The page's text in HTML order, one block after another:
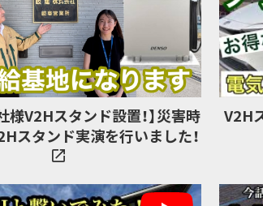
様V2Hスタンド設置！】災害時
スタンド実演を行いました！
V2H